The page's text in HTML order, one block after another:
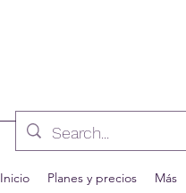
Inicio Planes y precios Más